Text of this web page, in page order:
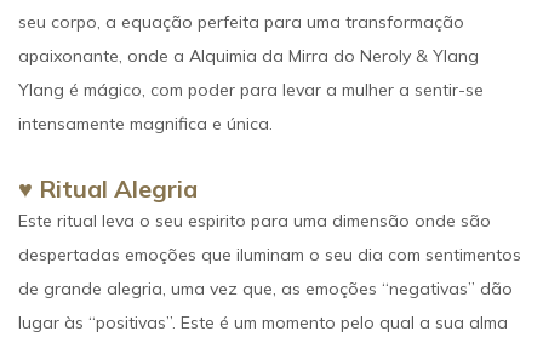
seu corpo, a equação perfeita para uma transformação
apaixonante, onde a Alquimia da Mirra do Neroly & Ylang
Ylang é mágico, com poder para levar a mulher a sentir-se
intensamente magnifica e única.
♥ Ritual Alegria
Este ritual leva o seu espirito para uma dimensão onde são
despertadas emoções que iluminam o seu dia com sentimentos
de grande alegria, uma vez que, as emoções “negativas” dão
lugar às “positivas”. Este é um momento pelo qual a sua alma